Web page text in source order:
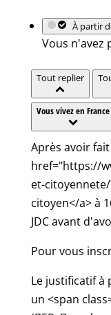
À partir
Vous n'avez
Tout replier
Vous vivez en France
Après avoir
href="https://
et-
citoyen</a> à
JDC avant
Pour vous
Le justificatif à
un <span